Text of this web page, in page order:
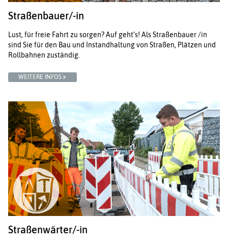
Straßenbauer/-in
Lust, für freie Fahrt zu sorgen? Auf geht’s! Als Straßenbauer /in
sind Sie für den Bau und Instandhaltung von Straßen, Plätzen und
Rollbahnen zuständig.
WEITERE INFOS
Straßenwärter/-in